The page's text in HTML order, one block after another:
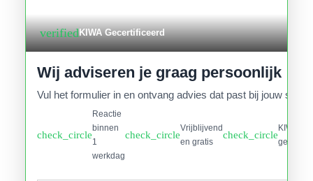
verifiedKIWA Gecertificeerd
Wij adviseren je graag persoonlijk
Vul het formulier in en ontvang advies dat past bij jouw
check_circle
Reactie
binnen
1
werkdag
check_circle
Vrijblijvend
en gratis
check_circle
KIWA